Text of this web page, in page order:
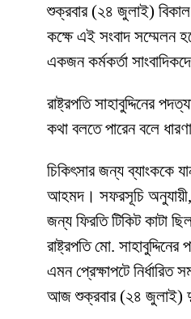
শুক্রবার (২৪ জুলাই)
কক্ষে এই সংবাদ সম্মেলন
একজন কর্মকর্তা
রাষ্ট্রপতি সাহাবুদ্দিনের
কথা বলতে পারেন বলে
চিকিৎসার জন্য ব্যাংককে
আহমদ। সফরসূচি
জন্য ফিরতি টিকিট কাটা
রাষ্ট্রপতি মো.
এমন প্রেক্ষাপটে
আজ শুক্রবার (২৪ জুলাই)